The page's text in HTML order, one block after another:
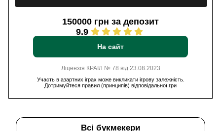
150000 грн за депозит
9.9
На сайт
Ліцензія КРАІЛ № 78 від 23.08.2023
Участь в азартних іграх може викликати ігрову залежність.
Дотримуйтеся правил (принципів) відповідальної гри
Всі букмекери